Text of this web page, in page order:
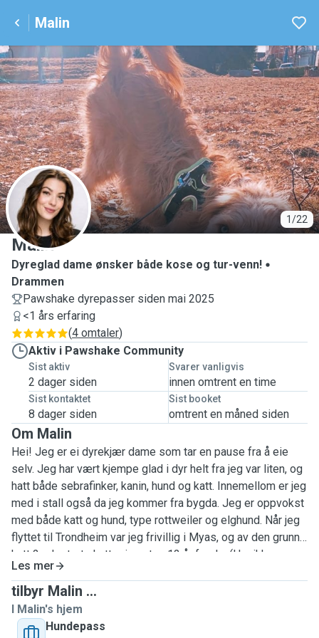
Malin
1/22
M
Malin
Dyreglad dame ønsker både kose og tur-venn!
Drammen
Pawshake dyrepasser siden mai 2025
<1 års erfaring
(4 omtaler)
Aktiv i Pawshake Community
Sist aktiv
2 dager siden
Svarer vanligvis
innen omtrent en time
Sist kontaktet
8 dager siden
Sist booket
omtrent en måned siden
Om Malin
Hei! Jeg er ei dyrekjær dame som tar en pause fra å eie
selv. Jeg har vært kjempe glad i dyr helt fra jeg var liten, og
hatt både sebrafinker, kanin, hund og katt. Innemellom er jeg
med i stall også da jeg kommer fra bygda. Jeg er oppvokst
med både katt og hund, type rottweiler og elghund. Når jeg
flyttet til Trondheim var jeg frivillig i Myas, og av den grunn
hatt 2 adopterte katter i nesten 12 år fra de. (Har ikke noen
dyr lenger per i dag)Jeg har lånt bekjente sine katter og
hunder når de har behov for det, men ønsker gjerne å ha en
turvenn eller kosevenn for en kortere periode innemellom
når det kan hjelpe noen, da jeg selv alltid synes det var
Les mer
tilbyr Malin ...
I Malin's hjem
Hundepass